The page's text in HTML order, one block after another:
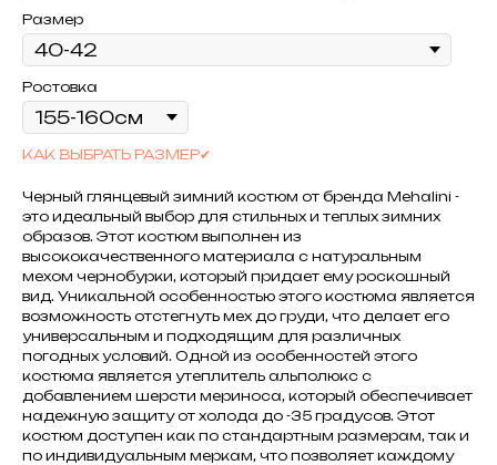
Размер
Ростовка
КАК ВЫБРАТЬ РАЗМЕР✔
Черный глянцевый зимний костюм от бренда Mehalini -
это идеальный выбор для стильных и теплых зимних
образов. Этот костюм выполнен из
высококачественного материала с натуральным
мехом чернобурки, который придает ему роскошный
вид. Уникальной особенностью этого костюма является
возможность отстегнуть мех до груди, что делает его
универсальным и подходящим для различных
погодных условий. Одной из особенностей этого
костюма является утеплитель альполюкс с
добавлением шерсти мериноса, который обеспечивает
надежную защиту от холода до -35 градусов. Этот
костюм доступен как по стандартным размерам, так и
по индивидуальным меркам, что позволяет каждому